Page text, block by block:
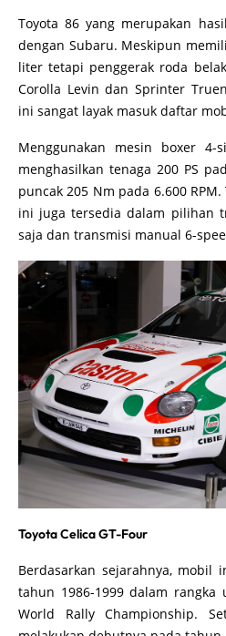
Toyota 86 yang merupakan
dengan Subaru. Meskipun
liter tetapi penggerak roda
Corolla Levin dan Sprinter
ini sangat layak masuk daftar
Menggunakan mesin boxer
menghasilkan tenaga 200 PS
puncak 205 Nm pada 6.600
ini juga tersedia dalam pilihan
saja dan transmisi manual 6-
Toyota Celica GT-Four
Berdasarkan sejarahnya, mobil
tahun 1986-1999 dalam rangka
World Rally Championship.